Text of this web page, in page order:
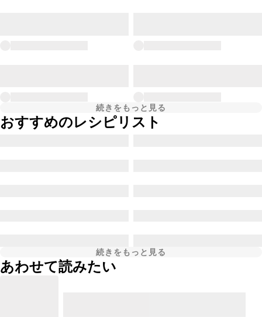
続きをもっと見る
おすすめのレシピリスト
続きをもっと見る
あわせて読みたい